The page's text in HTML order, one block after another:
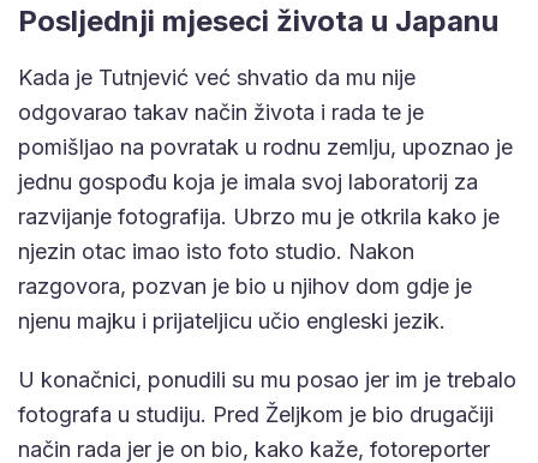
Posljednji mjeseci života u Japanu
Kada je Tutnjević već shvatio da mu nije
odgovarao takav način života i rada te je
pomišljao na povratak u rodnu zemlju, upoznao je
jednu gospođu koja je imala svoj laboratorij za
razvijanje fotografija. Ubrzo mu je otkrila kako je
njezin otac imao isto foto studio. Nakon
razgovora, pozvan je bio u njihov dom gdje je
njenu majku i prijateljicu učio engleski jezik.
U konačnici, ponudili su mu posao jer im je trebalo
fotografa u studiju. Pred Željkom je bio drugačiji
način rada jer je on bio, kako kaže, fotoreporter